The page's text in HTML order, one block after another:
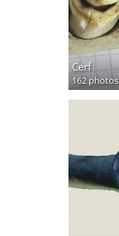
Cerf
162 photos